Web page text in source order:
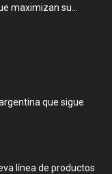
maximizan su...
que sigue
línea de productos